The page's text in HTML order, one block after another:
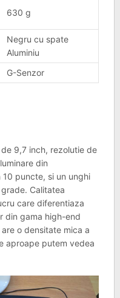
630 g
Negru cu spate
Aluminiu
G-Senzor
9,7 inch, rezolutie de
din
puncte, si un unghi
Calitatea
care diferentiaza
din gama high-end
o densitate mica a
aproape putem vedea